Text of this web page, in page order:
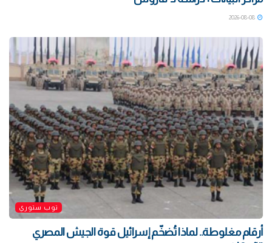
توب ستوري
أرقام مغلوطة.. لماذا تُضخّم إسرائيل قوة الجيش المصري